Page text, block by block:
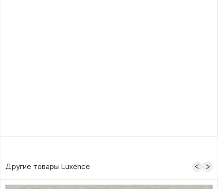
Другие товары Luxence